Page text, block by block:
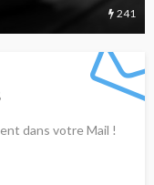
241
dans votre Mail !